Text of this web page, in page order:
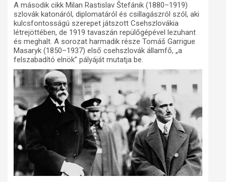
A második cikk Milan Rastislav Štefánik (1880–1919)
szlovák katonáról, diplomatáról és csillagászról szól, aki
kulcsfontosságú szerepet játszott Csehszlovákia
létrejöttében, de 1919 tavaszán repülőgépével lezuhant
és meghalt. A sorozat harmadik része Tomáš Garrigue
Masaryk (1850–1937) első csehszlovák államfő, „a
felszabadító elnök” pályáját mutatja be.